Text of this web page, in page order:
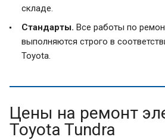
складе.
Стандарты. Все работы по
выполняются строго в
Toyota.
Цены на ремонт
Toyota Tundra